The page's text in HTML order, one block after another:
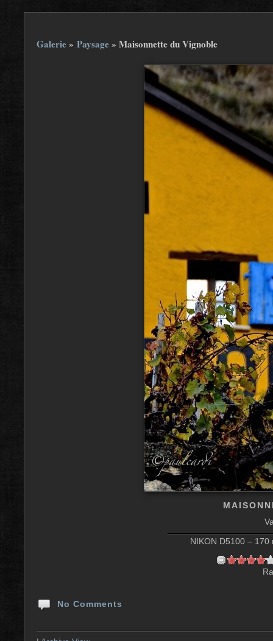
Galerie» Paysage» Maisonnette du Vignoble
NIKON D5100 –
No Comments